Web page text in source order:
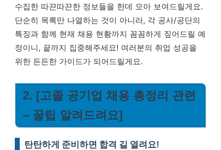
수집한 따끈따끈한 정보들을 한데 모아 보여드릴게요.
단순히 목록만 나열하는 것이 아니라, 각 공사/공단의
특징과 함께 현재 채용 현황까지 꼼꼼하게 짚어드릴 예
정이니, 끝까지 집중해주세요! 여러분의 취업 성공을
위한 든든한 가이드가 되어드릴게요.
2. [고졸 공기업 채용 총정리 관련
– 꿀팁 알려드려요]
탄탄하게 준비하면 합격 길 열려요!